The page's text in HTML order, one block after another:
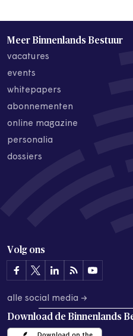
Meer Binnenlands Bestuur
vacatures
events
whitepapers
abonnementen
online magazine
personalia
dossiers
Volg ons
alle social media →
Download de Binnenlands